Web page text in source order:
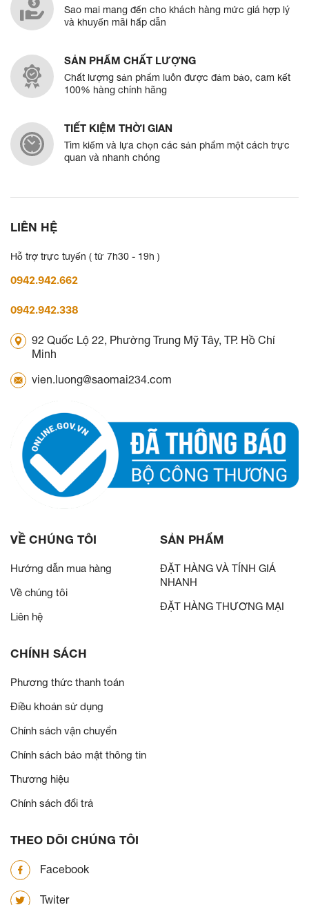
Sao mai mang đến cho khách hàng mức giá hợp lý
và khuyến mãi hấp dẫn
SẢN PHẨM CHẤT LƯỢNG
Chất lượng sản phẩm luôn được đảm bảo, cam kết
100% hàng chính hãng
TIẾT KIỆM THỜI GIAN
Tìm kiếm và lựa chọn các sản phẩm một cách trực
quan và nhanh chóng
LIÊN HỆ
Hỗ trợ trực tuyến ( từ 7h30 - 19h )
0942.942.662
0942.942.338
92 Quốc Lộ 22, Phường Trung Mỹ Tây, TP. Hồ Chí
Minh
vien.luong@saomai234.com
VỀ CHÚNG TÔI
Hướng dẫn mua hàng
Về chúng tôi
Liên hệ
SẢN PHẨM
ĐẶT HÀNG VÀ TÍNH GIÁ
NHANH
ĐẶT HÀNG THƯƠNG MẠI
CHÍNH SÁCH
Phương thức thanh toán
Điều khoản sử dụng
Chính sách vận chuyển
Chính sách bảo mật thông tin
Thương hiệu
Chính sách đổi trả
THEO DÕI CHÚNG TÔI
Facebook
Twiter